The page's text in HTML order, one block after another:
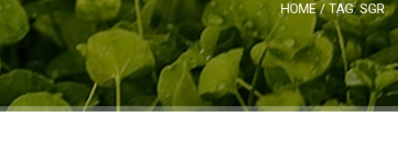
HOME/ TAG:SGR